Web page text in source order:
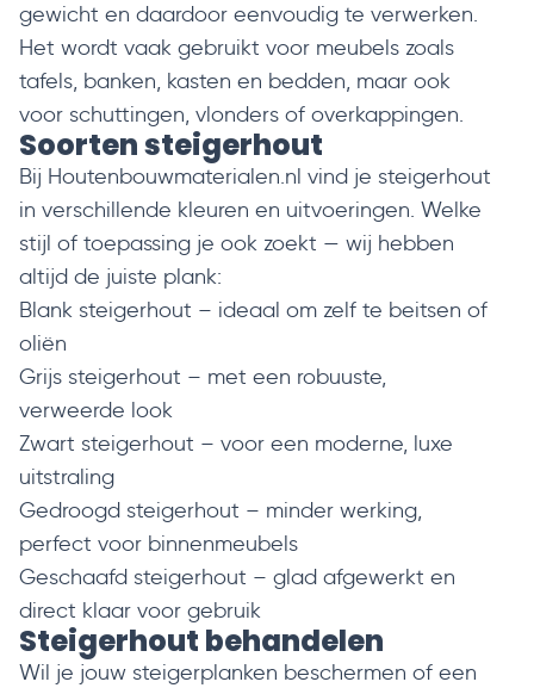
gewicht en daardoor eenvoudig te verwerken.
Het wordt vaak gebruikt voor meubels zoals
tafels, banken, kasten en bedden, maar ook
voor schuttingen, vlonders of overkappingen.
Soorten steigerhout
Bij Houtenbouwmaterialen.nl vind je steigerhout
in verschillende kleuren en uitvoeringen. Welke
stijl of toepassing je ook zoekt — wij hebben
altijd de juiste plank:
Blank steigerhout – ideaal om zelf te beitsen of
oliën
Grijs steigerhout – met een robuuste,
verweerde look
Zwart steigerhout – voor een moderne, luxe
uitstraling
Gedroogd steigerhout – minder werking,
perfect voor binnenmeubels
Geschaafd steigerhout – glad afgewerkt en
direct klaar voor gebruik
Steigerhout behandelen
Wil je jouw steigerplanken beschermen of een